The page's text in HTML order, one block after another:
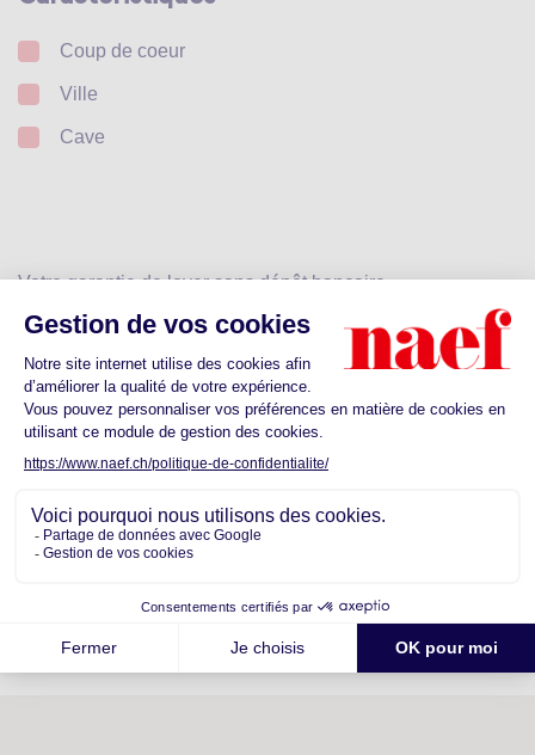
Coup de coeur
Ville
Cave
Votre garantie de loyer sans dépôt bancaire
Dès CHF 25.- Calculez votre prime
Découvrez les commodités proches de
votre futur quartier